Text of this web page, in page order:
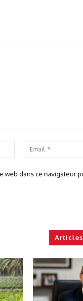
:*
web dans ce navigateur